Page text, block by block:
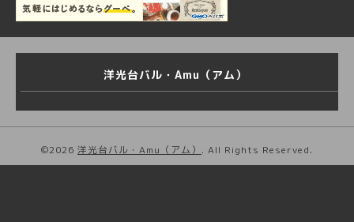
洋光台バル・Amu（アム）
©2026 洋光台バル・Amu（アム） . All Rights Reserved.